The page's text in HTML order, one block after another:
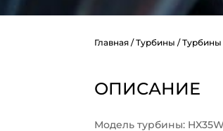
Главная /Турбины /Турбины
ОПИСАНИЕ
Модель турбины: HX35W